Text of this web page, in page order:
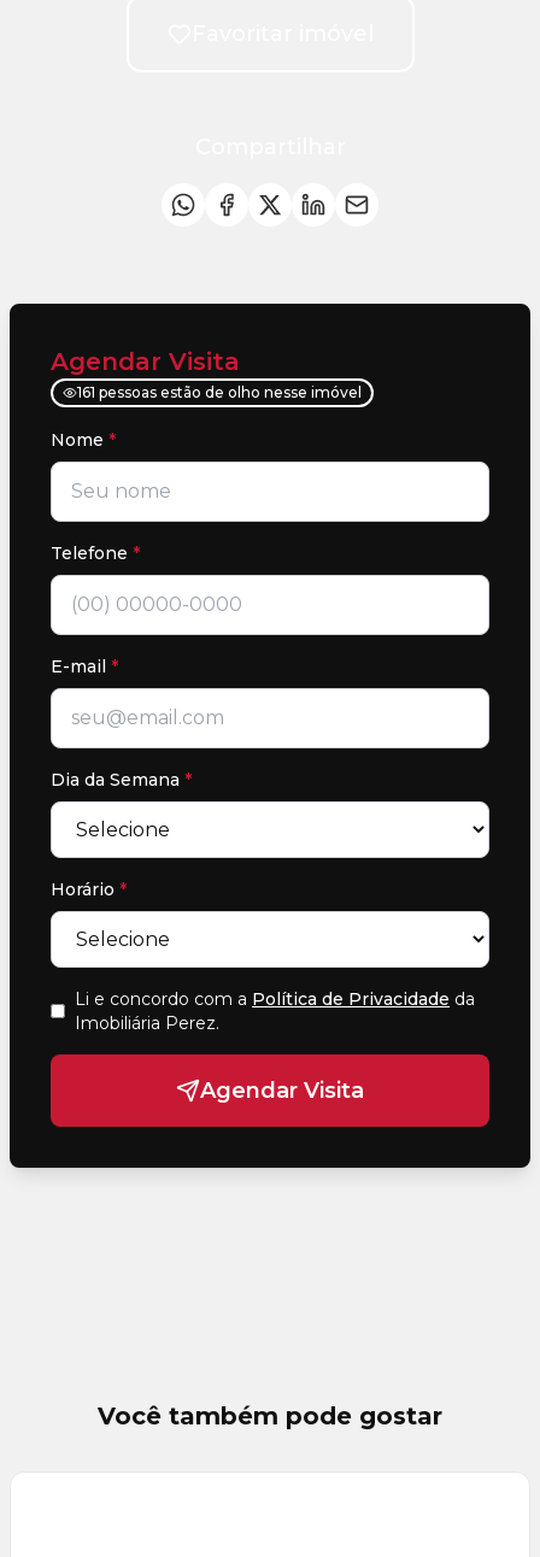
Agendar Visita
161 pessoas estão de olho nesse imóvel
Nome *
Telefone *
E-mail *
Dia da Semana *
Horário *
Li e concordo com a Política de Privacidade da
Imobiliária Perez.
Agendar Visita
Você também pode gostar